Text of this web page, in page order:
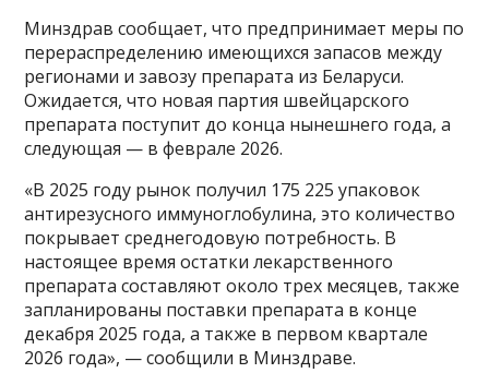
Минздрав сообщает, что предпринимает меры по
перераспределению имеющихся запасов между
регионами и завозу препарата из Беларуси.
Ожидается, что новая партия швейцарского
препарата поступит до конца нынешнего года, а
следующая — в феврале 2026.
«В 2025 году рынок получил 175 225 упаковок
антирезусного иммуноглобулина, это количество
покрывает среднегодовую потребность. В
настоящее время остатки лекарственного
препарата составляют около трех месяцев, также
запланированы поставки препарата в конце
декабря 2025 года, а также в первом квартале
2026 года», — сообщили в Минздраве.